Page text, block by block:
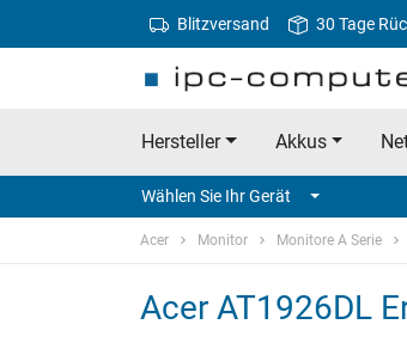
Blitzversand 30 Tage
Hersteller Akkus
Wählen Sie Ihr Gerät
Acer Monitor Monitore A Serie
Acer AT1926DL